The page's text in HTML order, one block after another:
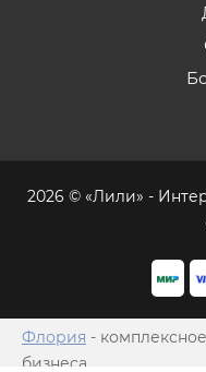
2026 © «Лили» -
Флория -
бизнеса